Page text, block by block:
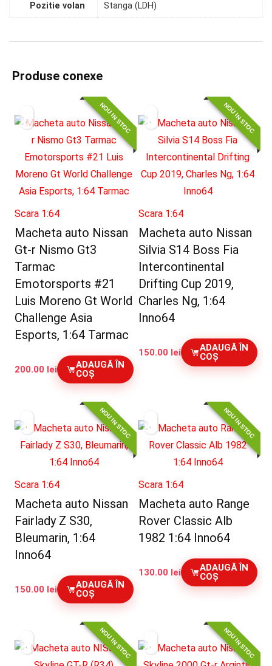
Pozitie volan Stanga (LDH)
Produse conexe
NOU IN STOC
Scara 1:64
Macheta auto Nissan
Gt-r Nismo Gt3
Tarmac
Emotorsports #21
Luis Moreno Gt World
Challenge Asia
Esports, 1:64 Tarmac
200.00 lei
ADAUGĂ ÎN
COȘ
NOU IN STOC
Scara 1:64
Macheta auto Nissan
Silvia S14 Boss Fia
Intercontinental
Drifting Cup 2019,
Charles Ng, 1:64
Inno64
150.00 lei
ADAUGĂ ÎN
COȘ
NOU IN STOC
Scara 1:64
Macheta auto Nissan
Fairlady Z S30,
Bleumarin, 1:64
Inno64
150.00 lei
ADAUGĂ ÎN
COȘ
NOU IN STOC
Scara 1:64
Macheta auto Range
Rover Classic Alb
1982 1:64 Inno64
130.00 lei
ADAUGĂ ÎN
COȘ
NOU IN STOC NOU IN STOC